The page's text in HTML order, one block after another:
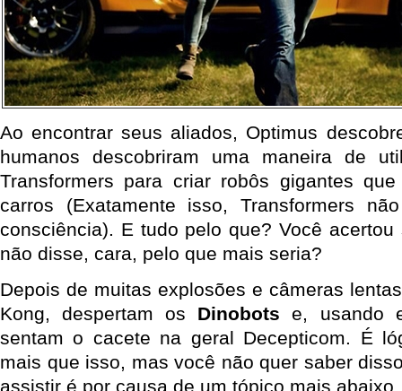
Ao encontrar seus aliados, Optimus
humanos descobriram uma maneira de
Transformers para criar robôs gigantes
carros (Exatamente isso, Transformers
consciência). E tudo pelo que? Você
não disse, cara, pelo que mais seria?
Depois de muitas explosões e câmeras
Kong, despertam os Dinobots e, usando
sentam o cacete na geral Decepticom. É
mais que isso, mas você não quer saber
assistir é por causa de um tópico mais